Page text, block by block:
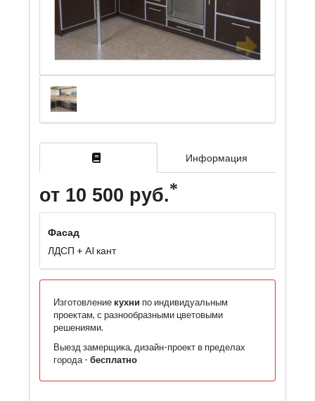
Информация
от 10 500 руб.
Фасад
ЛДСП + Al кант
Изготовление кухни по индивидуальным
проектам, с разнообразными цветовыми
решениями.
Выезд замерщика, дизайн-проект в пределах
города - бесплатно